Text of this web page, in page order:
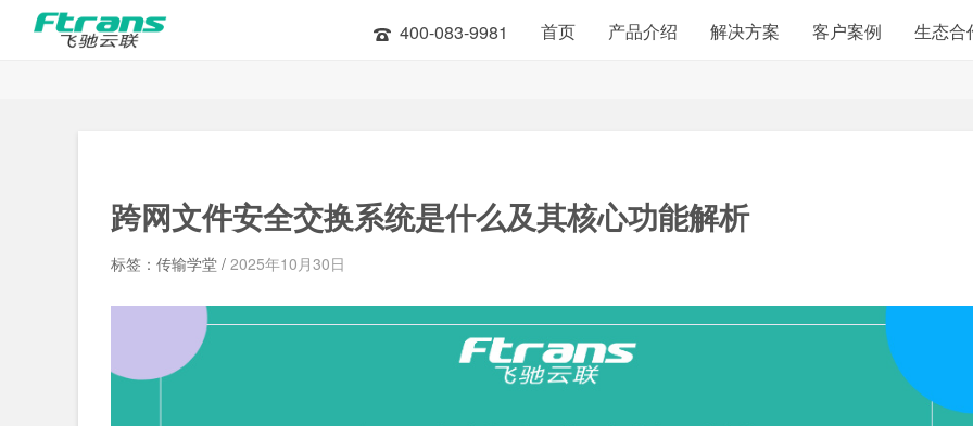
400-083-9981 首页 产品介绍 解决方案 客户案例 生态合
跨网文件安全交换系统是什么及其核心功能解析
标签：传输学堂 / 2025年10月30日